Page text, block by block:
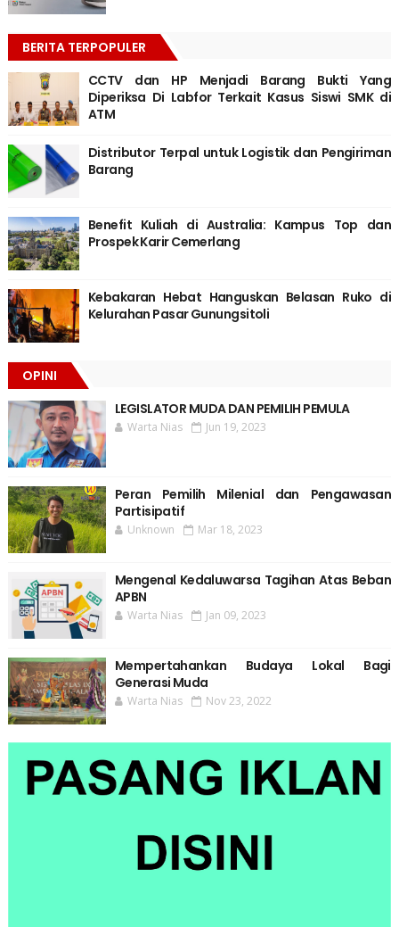
BERITA TERPOPULER
CCTV dan HP Menjadi Barang Bukti Yang
Diperiksa Di Labfor Terkait Kasus Siswi SMK di
ATM
Distributor Terpal untuk Logistik dan Pengiriman
Barang
Benefit Kuliah di Australia: Kampus Top dan
Prospek Karir Cemerlang
Kebakaran Hebat Hanguskan Belasan Ruko di
Kelurahan Pasar Gunungsitoli
OPINI
LEGISLATOR MUDA DAN PEMILIH PEMULA
Warta Nias Jun 19, 2023
Peran Pemilih Milenial dan Pengawasan
Partisipatif
Unknown Mar 18, 2023
Mengenal Kedaluwarsa Tagihan Atas Beban
APBN
Warta Nias Jan 09, 2023
Mempertahankan Budaya Lokal Bagi
Generasi Muda
Warta Nias Nov 23, 2022